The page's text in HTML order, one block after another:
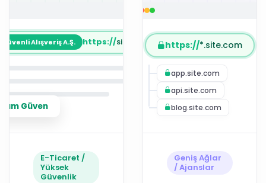
Güvenli Alışveriş A.Ş. https://site.com.tr
Güven
E-Ticaret /
Yüksek
Güvenlik
https://*.site.com
app.site.com
api.site.com
blog.site.com
Geniş Ağlar
/ Ajanslar